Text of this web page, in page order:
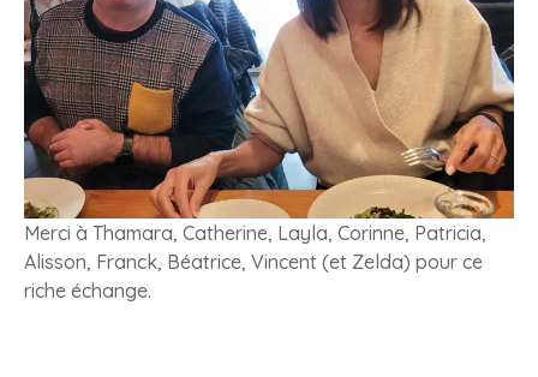
Merci à Thamara, Catherine, Layla, Corinne, Patricia,
Alisson, Franck, Béatrice, Vincent (et Zelda) pour ce
riche échange.